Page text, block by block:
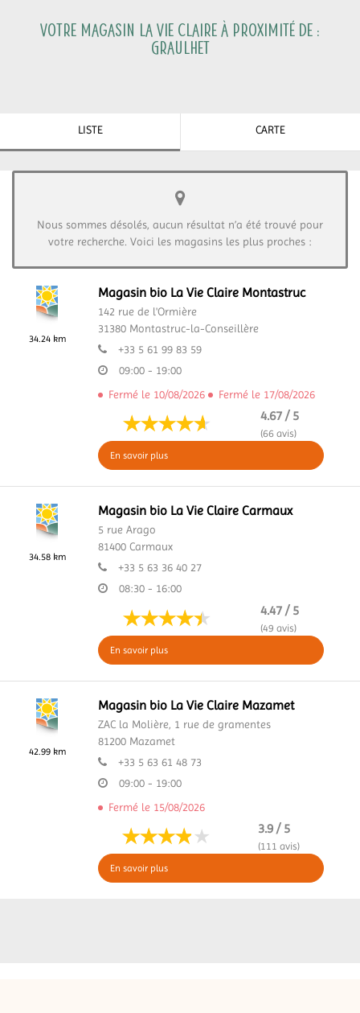
Votre magasin La Vie Claire à proximité de :
Graulhet
LISTE CARTE
Nous sommes désolés, aucun résultat n’a été trouvé pour
votre recherche. Voici les magasins les plus proches :
34.24 km
Magasin bio La Vie Claire Montastruc
142 rue de l'Ormière
31380 Montastruc-la-Conseillère
+33 5 61 99 83 59
09:00 - 19:00
Fermé le 10/08/2026
Fermé le 17/08/2026
4.67 / 5
(66 avis)
En savoir plus
34.58 km
Magasin bio La Vie Claire Carmaux
5 rue Arago
81400 Carmaux
+33 5 63 36 40 27
08:30 - 16:00
4.47 / 5
(49 avis)
En savoir plus
42.99 km
Magasin bio La Vie Claire Mazamet
ZAC la Molière, 1 rue de gramentes
81200 Mazamet
+33 5 63 61 48 73
09:00 - 19:00
Fermé le 15/08/2026
3.9 / 5
(111 avis)
En savoir plus